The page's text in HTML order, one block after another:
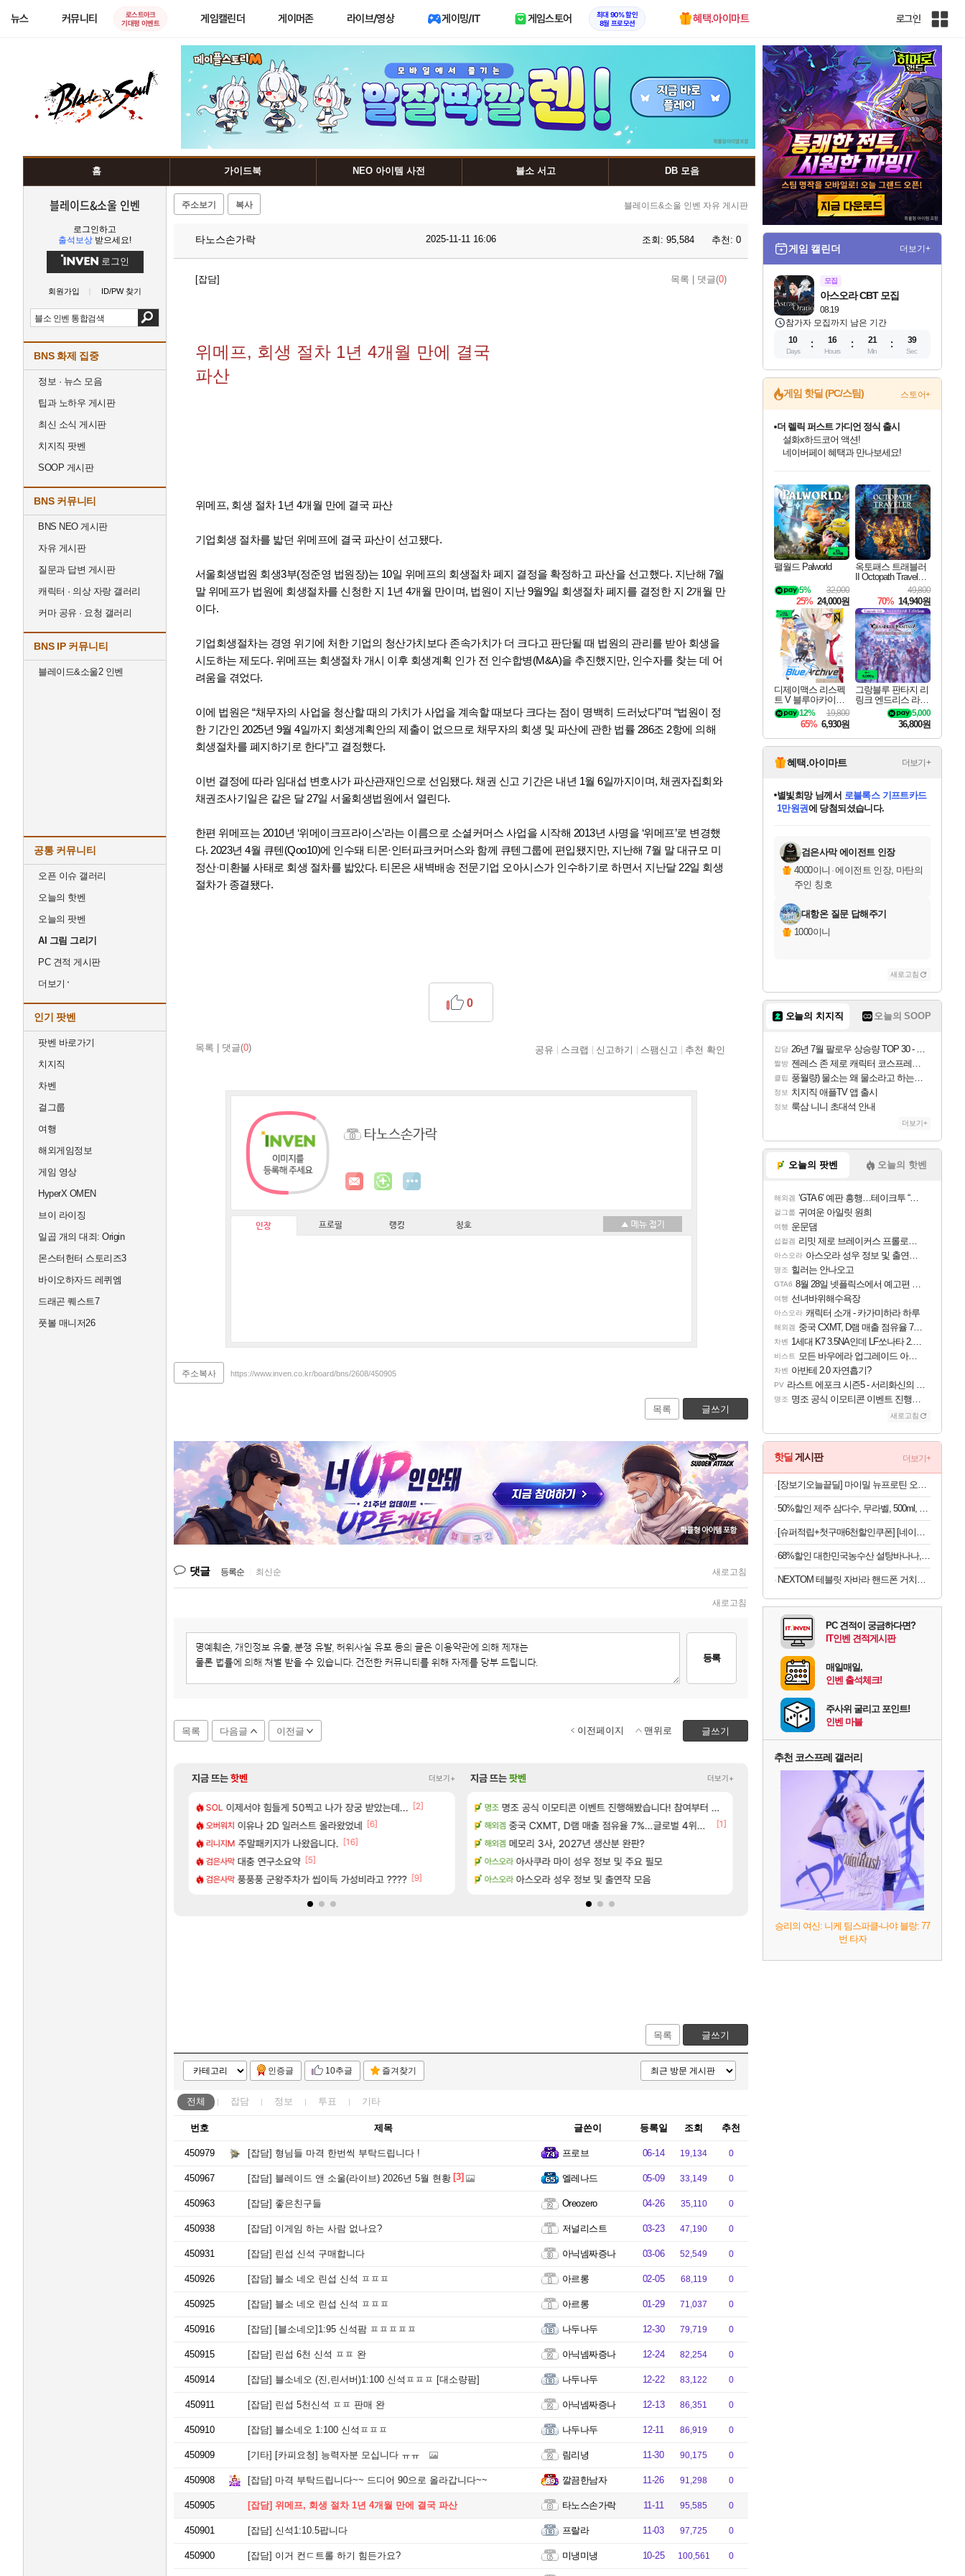
뉴스 커뮤니티
로스트아크
기대평 이벤트
게임캘린더 게이머존 라이브/영상 게이밍/IT 게임스토어
최대 90% 할인
8월 프로모션
혜택.아이마트 로그인
인
전
이
트
맵
홈 가이드북 NEO 아이템 사전 블소 서고 DB 모음
블레이드&소울 인벤
로그인하고
출석보상 받으세요!
로그인
회원가입 ID/PW 찾기
BNS 화제 집중
정보 · 뉴스 모음
팁과 노하우 게시판
최신 소식 게시판
치지직 팟벤
SOOP 게시판
BNS 커뮤니티
BNS NEO 게시판
자유 게시판
질문과 답변 게시판
캐릭터 · 의상 자랑 갤러리
커마 공유 · 요청 갤러리
BNS IP 커뮤니티
블레이드&소울2 인벤
공통 커뮤니티
오픈 이슈 갤러리
오늘의 핫벤
오늘의 팟벤
AI 그림 그리기
PC 견적 게시판
더보기
인기 팟벤
팟벤 바로가기
치지직
차벤
걸그룹
여행
해외게임정보
게임 영상
HyperX OMEN
브이 라이징
일곱 개의 대죄: Origin
몬스터헌터 스토리즈3
바이오하자드 레퀴엠
드래곤 퀘스트7
풋볼 매니저26
주소보기 복사 블레이드&소울 인벤 자유 게시판
타노스손가락 2025-11-11 16:06 조회: 95,584 추천: 0
[잡담] 목록 댓글(0)
위메프, 회생 절차 1년 4개월 만에 결국
파산
위메프, 회생 절차 1년 4개월 만에 결국 파산
기업회생 절차를 밟던 위메프에 결국 파산이 선고됐다.
서울회생법원 회생3부(정준영 법원장)는 10일 위메프의 회생절차 폐지 결정을 확정하고 파산을 선고했다. 지난해 7월
말 위메프가 법원에 회생절차를 신청한 지 1년 4개월 만이며, 법원이 지난 9월9일 회생절차 폐지를 결정한 지 2개월 만
이다.
기업회생절차는 경영 위기에 처한 기업의 청산가치보다 존속가치가 더 크다고 판단될 때 법원의 관리를 받아 회생을
시도하는 제도다. 위메프는 회생절차 개시 이후 회생계획 인가 전 인수합병(M&A)을 추진했지만, 인수자를 찾는 데 어
려움을 겪었다.
이에 법원은 “채무자의 사업을 청산할 때의 가치가 사업을 계속할 때보다 크다는 점이 명백히 드러났다”며 “법원이 정
한 기간인 2025년 9월 4일까지 회생계획안의 제출이 없으므로 채무자의 회생 및 파산에 관한 법률 286조 2항에 의해
회생절차를 폐지하기로 한다”고 결정했다.
이번 결정에 따라 임대섭 변호사가 파산관재인으로 선임됐다. 채권 신고 기간은 내년 1월 6일까지이며, 채권자집회와
채권조사기일은 같은 달 27일 서울회생법원에서 열린다.
한편 위메프는 2010년 ‘위메이크프라이스’라는 이름으로 소셜커머스 사업을 시작해 2013년 사명을 ‘위메프’로 변경했
다. 2023년 4월 큐텐(Qoo10)에 인수돼 티몬·인터파크커머스와 함께 큐텐그룹에 편입됐지만, 지난해 7월 말 대규모 미
정산·미환불 사태로 회생 절차를 밟았다. 티몬은 새벽배송 전문기업 오아시스가 인수하기로 하면서 지난달 22일 회생
절차가 종결됐다.
목록 댓글(0)
0
공유 스크랩 신고하기 스팸신고 추천 확인
타노스손가락
인장 프로필 랭킹 칭호
타
스
여
의
대
방
더
마
크
원
풍
해
이
스
브
인
메
디
크
제
비
앙
모
엘
가
션
클
스
경
아
스
이
서
스
힐
스
이
야
롯
캐
스
카
이
엘
청
라
피
크
원
주소복사 https://www.inven.co.kr/board/bns/2608/450905
목록 글쓰기
댓글 등록순 최신순 새로고침
새로고침
등록
목록 다음글 이전글 글쓰기
이전페이지 맨위로
지금 뜨는핫벤 더보기+
SOL 이제서야 힘들게 50찍고 나가 장궁 받았는데... [2]
오버워치 이유나 2D 일러스트 올라왔었네 [6]
리니지M 주말패키지가 나왔읍니다. [16]
검은사막 대충 연구소요약 [5]
검은사막 풍풍풍 군왕주차가 씹이득 가성비라고 ???? [9]
메이플 베라서버 1위길드 내 대규모 인원이탈종용 추정사건
[254]
메이플 ㅇㅂ)진짜 개웃기네 ㅋㅋ [49]
메이플 씨발 컬프프 클릭 미스낫네 [120]
검은사막 환카라를 유 에크 교환 쪼매 서운함..
메이플 ☆무료☆ 템세팅 사이트 개발자입니다
후닝 780억 부자 아니였음??
[55]
환산 13만 스펙으로 삐져서 매주 수로 10만점 치고있으면
주말패키지 결과..... [5]
아이고... 길드내에서 쿠데타 일어났네
이거 진짜 뭐라는거야? [96]
지금 뜨는팟벤 더보기+
비스트 모든 엘리트 골렘 위치 공략 (30개) - 방랑 결투가
아스오라 카가미하라 하루 성우 정보 및 주요 필모
비스트 모든 요리/작물 책 획득 위치 공략 (36개) - 미식가 도전과제
여행 선녀바위해수욕장
PV 라스트 에포크 시즌5 - 서리화신의 분노 티저
명조 명조 공식 이모티콘 이벤트 진행해봤습니다! 참여부터 추첨까지????
해외겜 중국 CXMT, D램 매출 점유율 7%…글로벌 4위로 부상
[1]
해외겜 메모리 3사, 2027년 생산분 완판?
아스오라 아사쿠라 마이 성우 정보 및 주요 필모
아스오라 아스오라 성우 정보 및 출연작 모음
아키츠 아키나 성우 정보 및 주요 필모
[여행_국내] 남해 독일마을 [1]
프롤로그 테스트를 마치고.. (feat. 리아)
8월 28일 넷플릭스에서 예고편 공개 예정
모든 바우에라 업그레이드 아이템 획득 위치 공
목록 글쓰기
인증글 10추글 즐겨찾기
전체 잡담 정보 투표 기타
번호 제목 글쓴이 등록일 조회 추천
450979 [잡담] 형님들 마격 한번씩 부탁드립니다 ! 프로브 06-14 19,134 0
450967 [잡담] 블레이드 앤 소울(라이브) 2026년 5월 현황 [3] 엘레나드 05-09 33,149 0
450963 [잡담] 좋은친구들 Oreozero 04-26 35,110 0
450938 [잡담] 이게임 하는 사람 없나요? 저널리스트 03-23 47,190 0
450931 [잡담] 린섭 신석 구매합니다 아닉넴짜증나 03-06 52,549 0
450926 [잡담] 블소 네오 린섭 신석 ㅍㅍㅍ 아르롱 02-05 68,119 0
450925 [잡담] 블소 네오 린섭 신석 ㅍㅍㅍ 아르롱 01-29 71,037 0
450916 [잡담] [블소네오]1:95 신석팜 ㅍㅍㅍㅍㅍ 나두나두 12-30 79,719 0
450915 [잡담] 린섭 6천 신석 ㅍㅍ 완 아닉넴짜증나 12-24 82,254 0
450914 [잡담] 블소네오 (진,린서버)1:100 신석ㅍㅍㅍ [대소량팜] 나두나두 12-22 83,122 0
450911 [잡담] 린섭 5천신석 ㅍㅍ 판매 완 아닉넴짜증나 12-13 86,351 0
450910 [잡담] 블소네오 1:100 신석ㅍㅍㅍ 나두나두 12-11 86,919 0
450909 [기타] [카피요청] 능력자분 모십니다 ㅠㅠ 림리녕 11-30 90,175 0
450908 [잡담] 마격 부탁드립니다~~ 드디어 90으로 올라갑니다~~ 깔끔한남자 11-26 91,298 0
450905 [잡담] 위메프, 회생 절차 1년 4개월 만에 결국 파산 타노스손가락 11-11 95,585 0
450901 [잡담] 신석1:10.5팝니다 프랄라 11-03 97,725 0
450900 [잡담] 이거 컨ㄷ트롤 하기 힘든가요? 미냉미냉 10-25 100,561 0
게임 캘린더 더보기+
모집
08.19
아스오라 CBT 모집
참가자 모집까지 남은 기간
10
Days
16
Hours
21
Min
38
Sec
게임 핫딜 (PC/스팀) 스토어+
최대 90% 할인가를 만나보세요!
네이버혜택과 함께 만나보세요!
50%할인&추가 적립까지!
네이버 포인트 혜택까지!
이니&베니 혜택까지!
네이버 혜택가와 함께 예약하세요!
할인&네이버혜택으로 만나보세요!
더 렐릭 퍼스트 가디언 정식 출시
설화x하드코어 액션!
네이버페이 혜택과 만나보세요!
40주년 프로모션으로 만나보세요!
할인가에 만나보세요!
일부 에디션 상시 할인!
혜택으로 예약 판매 중
편안하게 충전하세요
팰월드 Palworld
32,000
5%
25% 24,000원
옥토패스 트래블러
II Octopath Traveler I
49,800
70% 14,940원
디제이맥스 리스펙
트 V 블루아카이브
팩 DJMAX RESPE
CT V Blue Archive P
ack DLC
19,800
12%
65% 6,930원
그랑블루 판타지 리
링크 엔드리스 라그
나로크 업그레이드
킷 Granblue Fantasy
Relink Endless Ragn
arok Upgrade Kit DL
C
5,000
36,800원
혜택.아이마트 더보기+
교환.
당첨되셨습니다.
당첨되셨습니다.
당첨되셨습니다.
별빛희망님께서 로블록스 기프트카드
1만원권에 당첨되셨습니다.
당첨되셨습니다.
당첨되셨습니다.
당첨되셨습니다.
당첨되셨습니다.
에디션 (스팀코드)를 교환.
당첨되셨습니다.
검은사막 에이전트 인장
4000이니 ·에이전트 인장, 마탄의
주인 칭호
대항온 질문 답해주기
1000이니
새로고침
오늘의 치지직 오늘의 SOOP
잡담 26년 7월 팔로우 상승량 TOP 30 - 월간 치지직
짤방 젠레스 존 제로 캐릭터 코스프레한 꽁주
클립 풍월량) 물소는 왜 물소라고 하는거야? 아! 그만 ㅋㅋ
정보 치지직 애플TV 앱 출시
정보 룩삼 니니 초대석 안내
더보기+
오늘의 팟벤 오늘의 핫벤
해외겜 ‘GTA 6’ 예판 흥행…테이크투 “내부 예상 크게 넘어”
걸그룹 귀여운 아일릿 원희
여행 운문댐
섭컬겜 리밋 제로 브레이커스 프롤로그 테스트 후기 영상 업로드
아스오라 아스오라 성우 정보 및 출연작 모음
명조 힐러는 안나오고
GTA6 8월 28일 넷플릭스에서 예고편 공개 예정
여행 선녀바위해수욕장
아스오라 캐릭터 소개 - 카가미하라 하루
해외겜 중국 CXMT, D램 매출 점유율 7%…글로벌 4위로 부상
차벤 1세대 K7 3.5NA인데 LF쏘나타 2.0NA 기변하면 유류비 절약이 얼마나 될까요..?
비스트 모든 바우에라 업그레이드 아이템 획득 위치 공략 (89개)
차벤 아반테 2.0 자연흡기?
PV 라스트 에포크 시즌5 - 서리화신의 분노 티저
명조 명조 공식 이모티콘 이벤트 진행해봤습니다! 참여부터 추첨까지????
새로고침
핫딜 게시판 더보기+
[장보기오늘끝딜] 마이밀 뉴프로틴 오리지널 단백질음료 190ml, 30개
50%할인 제주 삼다수, 무라벨, 500ml, 40개
[슈퍼적립+첫구매6천할인쿠폰] [네이버 단독] 셀렉스 프로핏 버라이어티팩(총 8입)
68%할인 대한민국농수산 설탕바나나, 3kg, 1박스
NEXTOM 테블릿 자바라 핸드폰 거치대 침대 스탠드, NXT-700, 화이트, 1개
PC 견적이 궁금하다면?
IT인벤 견적게시판
매일매일,
인벤 출석체크!
주사위 굴리고 포인트!
인벤 마블
추천 코스프레 갤러리
승리의 여신: 니케 팀스파클-나야 블랑: 77
번 타자